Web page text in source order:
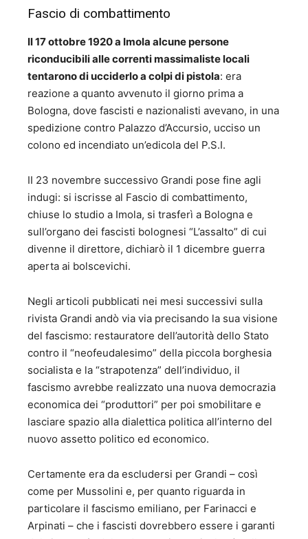
Fascio di combattimento
Il 17 ottobre 1920 a Imola alcune persone
riconducibili alle correnti massimaliste locali
tentarono di ucciderlo a colpi di pistola: era
reazione a quanto avvenuto il giorno prima a
Bologna, dove fascisti e nazionalisti avevano, in una
spedizione contro Palazzo d’Accursio, ucciso un
colono ed incendiato un’edicola del P.S.I.
II 23 novembre successivo Grandi pose fine agli
indugi: si iscrisse al Fascio di combattimento,
chiuse lo studio a Imola, si trasferì a Bologna e
sull’organo dei fascisti bolognesi “L’assalto” di cui
divenne il direttore, dichiarò il 1 dicembre guerra
aperta ai bolscevichi.
Negli articoli pubblicati nei mesi successivi sulla
rivista Grandi andò via via precisando la sua visione
del fascismo: restauratore dell’autorità dello Stato
contro il “neofeudalesimo” della piccola borghesia
socialista e la “strapotenza” dell’individuo, il
fascismo avrebbe realizzato una nuova democrazia
economica dei “produttori” per poi smobilitare e
lasciare spazio alla dialettica politica all’interno del
nuovo assetto politico ed economico.
Certamente era da escludersi per Grandi – così
come per Mussolini e, per quanto riguarda in
particolare il fascismo emiliano, per Farinacci e
Arpinati – che i fascisti dovrebbero essere i garanti